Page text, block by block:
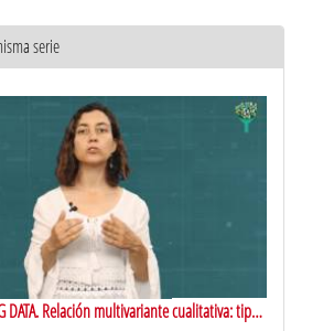
serie
DATA. Relación multivariante cualitativa: tipos